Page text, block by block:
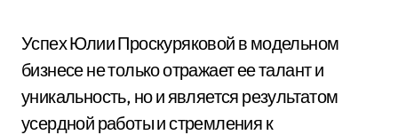
Успех Юлии Проскуряковой в модельном
бизнесе не только отражает ее талант и
уникальность, но и является результатом
усердной работы и стремления к